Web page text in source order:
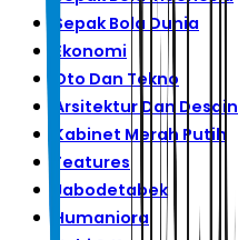
Sepak Bola Dunia
Ekonomi
Oto Dan Tekno
Arsitektur Dan Desain
Kabinet Merah Putih
Features
Jabodetabek
Humaniora